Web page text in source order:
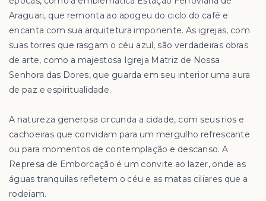
Araguari, que remonta ao apogeu do ciclo do café e
encanta com sua arquitetura imponente. As igrejas, com
suas torres que rasgam o céu azul, são verdadeiras obras
de arte, como a majestosa Igreja Matriz de Nossa
Senhora das Dores, que guarda em seu interior uma aura
de paz e espiritualidade.
A natureza generosa circunda a cidade, com seus rios e
cachoeiras que convidam para um mergulho refrescante
ou para momentos de contemplação e descanso. A
Represa de Emborcação é um convite ao lazer, onde as
águas tranquilas refletem o céu e as matas ciliares que a
rodeiam.